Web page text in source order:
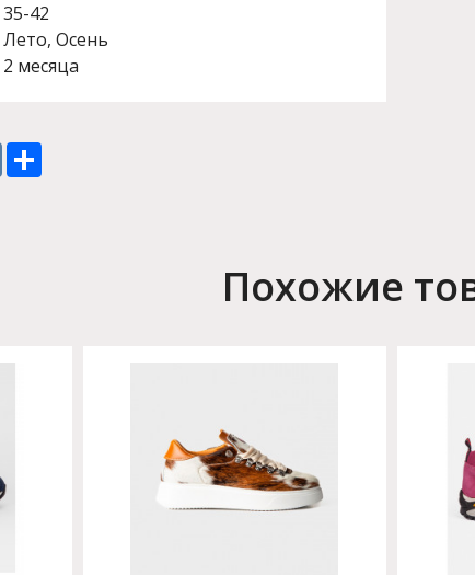
35-42
Лето, Осень
2 месяца
VK
Похожие